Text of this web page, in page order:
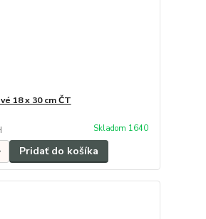
18 x 30 cm ČT
Skladom 1640
Pridať do košíka